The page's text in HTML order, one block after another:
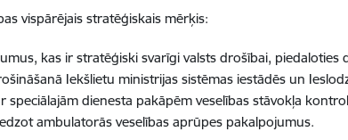
vispārējais stratēģiskais mērķis:
kas ir stratēģiski svarīgi valsts drošībai, piedaloties
Iekšlietu ministrijas sistēmas iestādēs un
speciālajām dienesta pakāpēm veselības stāvokļa
ambulatorās veselības aprūpes pakalpojumus.